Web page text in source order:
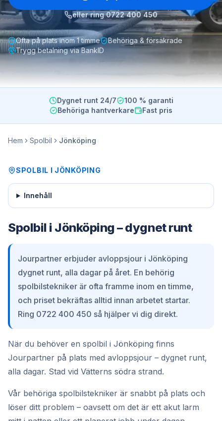
eller ring0722 400 450
Ofta på plats inom 1 timme
Behöriga & försäkrade
Trygg betalning via BankID
Dygnet runt 24/7
100 % garanti
Behöriga hantverkare
Fast pris
Hem Spolbil Jönköping
SPOLBIL I JÖNKÖPING
Innehåll
Spolbil i Jönköping – dygnet runt
Jourpartner erbjuder avloppsjour i Jönköping
dygnet runt, alla dagar på året. En behörig
spolbilstekniker är ofta framme inom en timme,
och priset bekräftas alltid innan arbetet startar.
Ring 0722 400 450 så hjälper vi dig direkt.
När du behöver en spolbil i Jönköping finns
Jourpartner på plats med avloppsjour – dygnet runt,
alla dagar. Stad vid Vätterns södra strand.
Vår behöriga spolbilstekniker är snabbt på plats och
löser ditt problem – oavsett om det är ett akut larm